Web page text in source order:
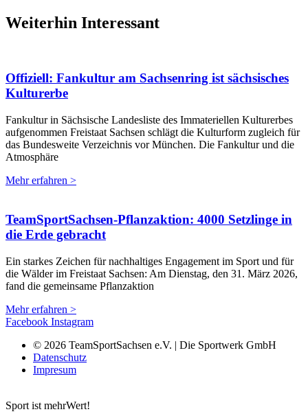
Weiterhin Interessant
Offiziell: Fankultur am Sachsenring ist sächsisches
Kulturerbe
Fankultur in Sächsische Landesliste des Immateriellen Kulturerbes
aufgenommen Freistaat Sachsen schlägt die Kulturform zugleich für
das Bundesweite Verzeichnis vor München. Die Fankultur und die
Atmosphäre
Mehr erfahren >
TeamSportSachsen-Pflanzaktion: 4000 Setzlinge in
die Erde gebracht
Ein starkes Zeichen für nachhaltiges Engagement im Sport und für
die Wälder im Freistaat Sachsen: Am Dienstag, den 31. März 2026,
fand die gemeinsame Pflanzaktion
Mehr erfahren >
Facebook Instagram
© 2026 TeamSportSachsen e.V. | Die Sportwerk GmbH
Datenschutz
Impresum
Sport ist mehrWert!